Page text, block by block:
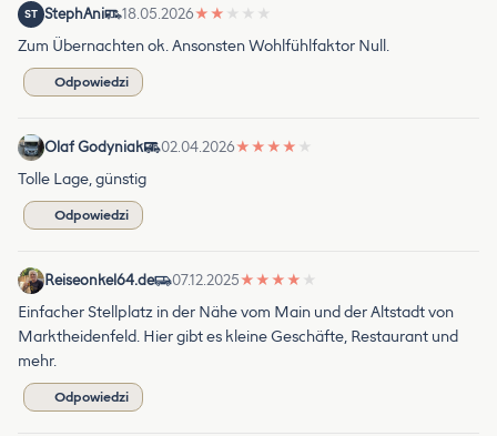
ST StephAni 18.05.2026★ ★ ★ ★ ★
Zum Übernachten ok. Ansonsten Wohlfühlfaktor Null.
Odpowiedzi
Olaf Godyniak 02.04.2026★ ★ ★ ★ ★
Tolle Lage, günstig
Odpowiedzi
Reiseonkel64.de 07.12.2025★ ★ ★ ★ ★
Einfacher Stellplatz in der Nähe vom Main und der Altstadt von
Marktheidenfeld. Hier gibt es kleine Geschäfte, Restaurant und
mehr.
Odpowiedzi